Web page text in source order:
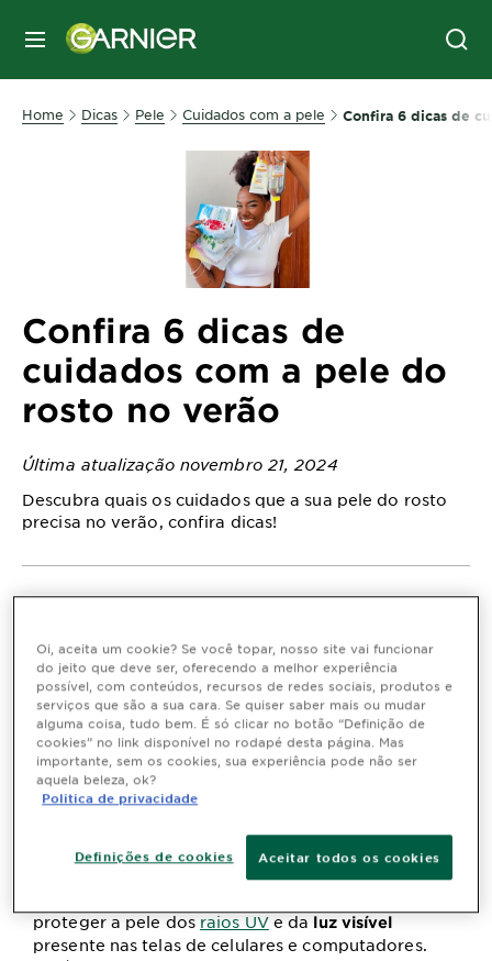
MENU
Home Dicas Pele Cuidados com a pele Confira 6 dicas de
Confira 6 dicas de
cuidados com a pele do
rosto no verão
Última atualização novembro 21, 2024
Descubra quais os cuidados que a sua pele do rosto
precisa no verão, confira dicas!
com aproteção solar, mais ingestão de água e
passeios ao ar livre são alguns exemplos. Agora,
para ajudar você a manter a sua pele saudável
durante essa época do ano, separamos 6 dicas que
vão fazer com que você cuide da pele do seu rosto
no verão e aproveite o melhor que a estação
oferece. Continue a leitura e confira!
1- Uso diário do protetor solar facial
protetor solar facialdeve ser feito
proteger a pele dos raios UVe da luz visível
presente nas telas de celulares e computadores.
Oi, aceita um cookie? Se você topar, nosso site vai funcionar
do jeito que deve ser, oferecendo a melhor experiência
possível, com conteúdos, recursos de redes sociais, produtos e
serviços que são a sua cara. Se quiser saber mais ou mudar
alguma coisa, tudo bem. É só clicar no botão “Definição de
cookies” no link disponível no rodapé desta página. Mas
importante, sem os cookies, sua experiência pode não ser
aquela beleza, ok?
Politica de privacidade
Definições de cookies Aceitar todos os cookies